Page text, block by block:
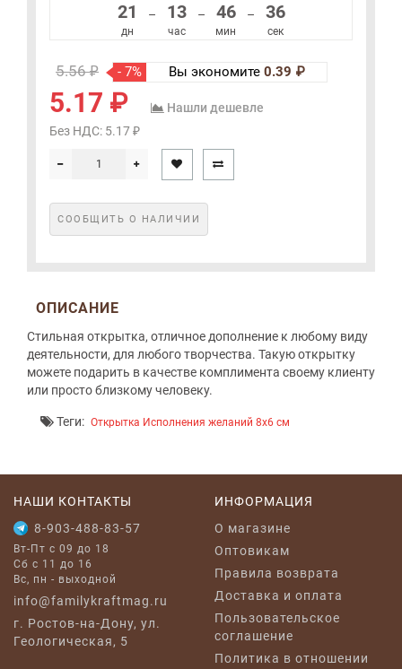
21
дн
– 13
час
– 46
мин
– 36
сек
5.56 ₽ - 7% Вы экономите 0.39 ₽
5.17 ₽
Нашли дешевле
Без НДС: 5.17 ₽
СООБЩИТЬ О НАЛИЧИИ
ОПИСАНИЕ
Стильная открытка, отличное дополнение к любому виду
деятельности, для любого творчества. Такую открытку
можете подарить в качестве комплимента своему клиенту
или просто близкому человеку.
Теги: Открытка Исполнения желаний 8x6 см
НАШИ КОНТАКТЫ
8-903-488-83-57
Вт-Пт с 09 до 18
Сб с 11 до 16
Вс, пн - выходной
info@familykraftmag.ru
г. Ростов-на-Дону, ул.
Геологическая, 5
ИНФОРМАЦИЯ
O магазине
Оптовикам
Правила возврата
Доставка и оплата
Пользовательское
соглашение
Политика в отношении